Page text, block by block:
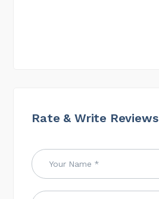
Rate & Write Reviews